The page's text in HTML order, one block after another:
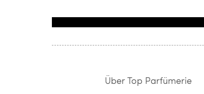
Über Top Parfümerie